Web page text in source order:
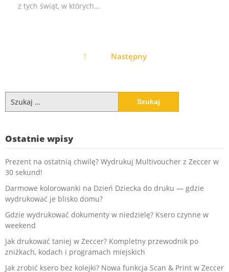
z tych świąt, w których…
wpisów
1 Następny
Szukaj:
Ostatnie wpisy
Prezent na ostatnią chwilę? Wydrukuj Multivoucher z Zeccer w
30 sekund!
Darmowe kolorowanki na Dzień Dziecka do druku — gdzie
wydrukować je blisko domu?
Gdzie wydrukować dokumenty w niedzielę? Ksero czynne w
weekend
Jak drukować taniej w Zeccer? Kompletny przewodnik po
zniżkach, kodach i programach miejskich
Jak zrobić ksero bez kolejki? Nowa funkcja Scan & Print w Zeccer